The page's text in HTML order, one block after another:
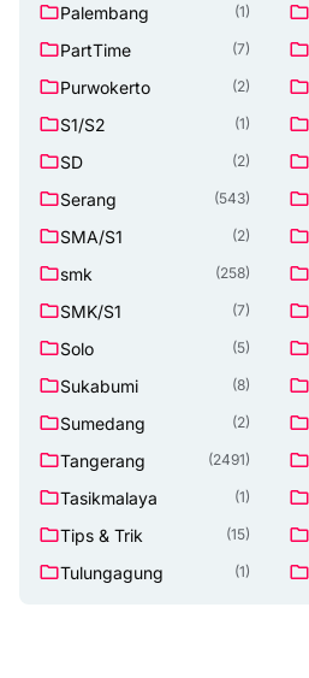
Palembang (1)
PartTime (7)
Purwokerto (2)
S1/S2 (1)
SD (2)
Serang (543)
SMA/S1 (2)
smk (258)
SMK/S1 (7)
Solo (5)
Sukabumi (8)
Sumedang (2)
Tangerang (2491)
Tasikmalaya (1)
Tips & Trik (15)
Tulungagung (1)